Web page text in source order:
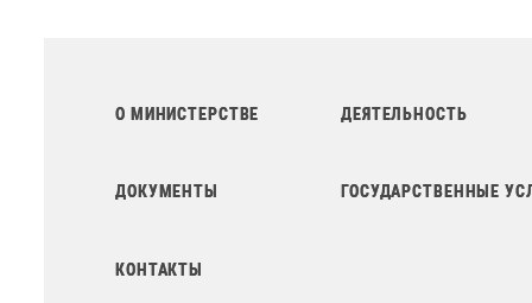
О МИНИСТЕРСТВЕ ДЕЯТЕЛЬНОСТЬ
ДОКУМЕНТЫ ГОСУДАРСТВЕННЫЕ
КОНТАКТЫ